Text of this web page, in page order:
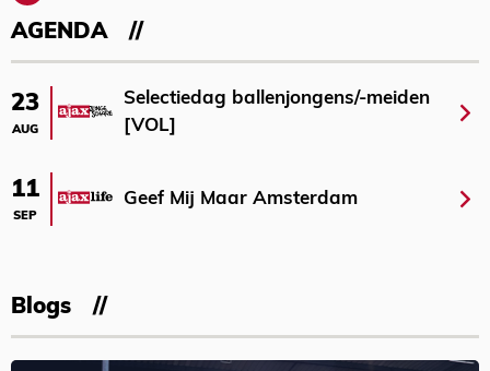
AGENDA
23
AUG
Selectiedag ballenjongens/-meiden
[VOL]
11
SEP
Geef Mij Maar Amsterdam
Blogs